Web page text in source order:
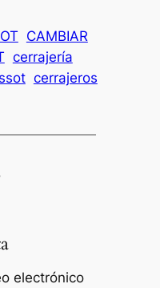
CAMBIAR
cerrajería
cerrajeros
electrónico